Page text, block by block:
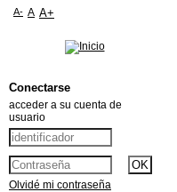
A- A A+
Conectarse
acceder a su cuenta de
usuario
Olvidé mi contraseña